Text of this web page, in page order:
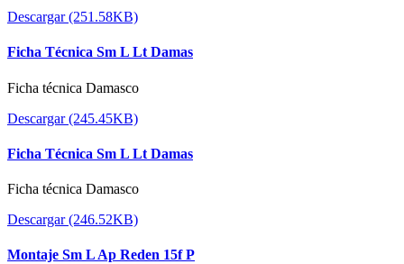
Descargar (251.58KB)
Ficha Técnica Sm L Lt Damas
Ficha técnica Damasco
Descargar (245.45KB)
Ficha Técnica Sm L Lt Damas
Ficha técnica Damasco
Descargar (246.52KB)
Montaje Sm L Ap Reden 15f P